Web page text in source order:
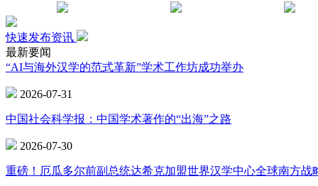
快速发布资讯
最新要闻
“AI与海外汉学的范式革新”学术工作坊成功举办
2026-07-31
中国社会科学报：中国学术著作的“出海”之路
2026-07-30
重磅！厄瓜多尔前副总统达希克加盟世界汉学中心全球南方战